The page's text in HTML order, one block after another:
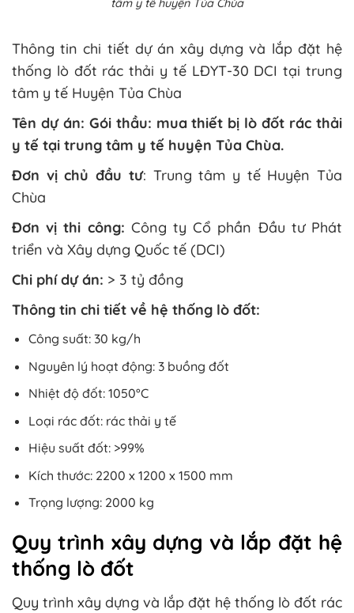
tâm y tế huyện Tủa Chùa
Thông tin chi tiết dự án xây dựng và lắp đặt hệ
thống lò đốt rác thải y tế LĐYT-30 DCI tại trung
tâm y tế Huyện Tủa Chùa
Tên dự án: Gói thầu: mua thiết bị lò đốt rác thải
y tế tại trung tâm y tế huyện Tủa Chùa.
Đơn vị chủ đầu tư: Trung tâm y tế Huyện Tủa
Chùa
Đơn vị thi công: Công ty Cổ phần Đầu tư Phát
triển và Xây dựng Quốc tế (DCI)
Chi phí dự án: > 3 tỷ đồng
Thông tin chi tiết về hệ thống lò đốt:
Công suất: 30 kg/h
Nguyên lý hoạt động: 3 buồng đốt
Nhiệt độ đốt: 1050°C
Loại rác đốt: rác thải y tế
Hiệu suất đốt: >99%
Kích thước: 2200 x 1200 x 1500 mm
Trọng lượng: 2000 kg
Quy trình xây dựng và lắp đặt hệ
thống lò đốt
Quy trình xây dựng và lắp đặt hệ thống lò đốt rác